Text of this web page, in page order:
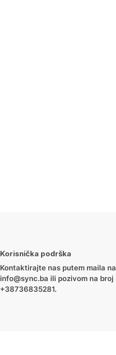
Korisnička podrška
Kontaktirajte nas putem maila na
info@sync.ba ili pozivom na broj
+38736835281.